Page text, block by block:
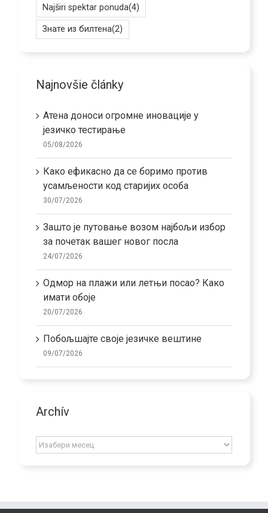
Najširi spektar ponuda(4)
Знате из билтена(2)
Najnovšie články
Атена доноси огромне иновације у
језичко тестирање
05/08/2026
Како ефикасно да се боримо против
усамљености код старијих особа
30/07/2026
Зашто је путовање возом најбољи избор
за почетак вашег новог посла
24/07/2026
Одмор на плажи или летњи посао? Како
имати обоје
20/07/2026
Побољшајте своје језичке вештине
09/07/2026
Archív
Archív